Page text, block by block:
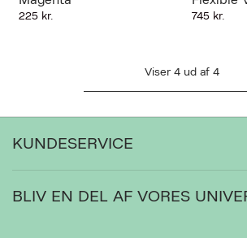
225 kr. 745 kr.
Viser 4 ud af 4
KUNDESERVICE
Levering
BLIV EN DEL AF VORES